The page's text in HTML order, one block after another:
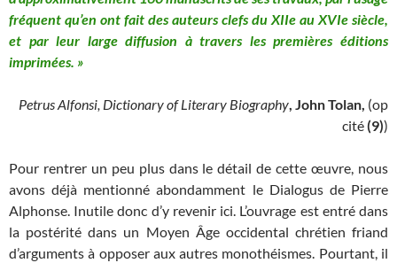
fréquent qu’en ont fait des auteurs clefs du XIIe au XVIe siècle,
et par leur large diffusion à travers les premières éditions
imprimées. »
Petrus Alfonsi, Dictionary of Literary Biography, John Tolan, (op
cité(9))
Pour rentrer un peu plus dans le détail de cette œuvre, nous
avons déjà mentionné abondamment le Dialogus de Pierre
Alphonse. Inutile donc d’y revenir ici. L’ouvrage est entré dans
la postérité dans un Moyen Âge occidental chrétien friand
d’arguments à opposer aux autres monothéismes. Pourtant, il